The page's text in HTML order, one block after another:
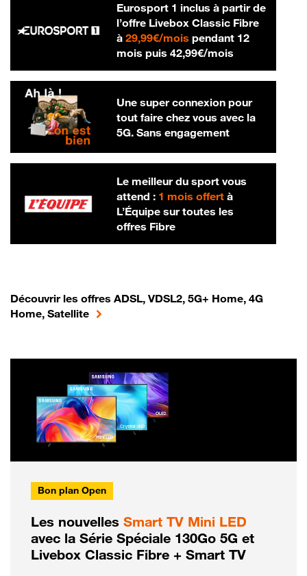
Eurosport 1 inclus à partir de
l’offre Livebox Classic Fibre
à 29,99€/mois29,99 € par mois
pendant 12
mois puis 42,99€/mois42,99 € par
Une super connexion pour
tout faire chez vous avec la
5G. Sans engagement
Le meilleur du sport vous
attend : 1 mois offertà
L’Équipe sur toutes les
offres Fibre
Découvrir les offres ADSL, VDSL2, 5G+ Home, 4G
Home, Satellite
Bon plan Open
Les nouvelles Smart TV Mini LED
avec la Série Spéciale 130Go 5G et
Livebox Classic Fibre + Smart TV